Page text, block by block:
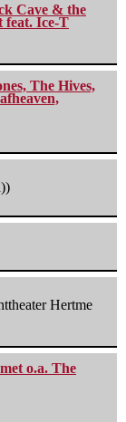
Cave & the
feat. Ice-T
The Hives,
Hertme
o.a. The